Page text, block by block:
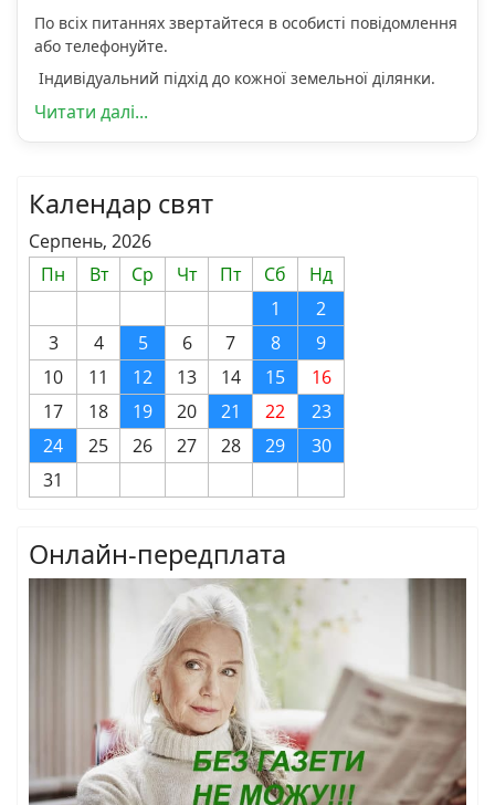
По всіх питаннях звертайтеся в особисті повідомлення
або телефонуйте.
Індивідуальний підхід до кожної земельної ділянки.
Читати далі...
Календар свят
Серпень, 2026
Пн
Вт Ср Чт Пт Сб
Нд
1
2
3
4 5 6 7 8
9
10
11 12 13 14 15
16
17
18 19 20 21 22
23
24
25 26 27 28 29
30
31
Онлайн-передплата